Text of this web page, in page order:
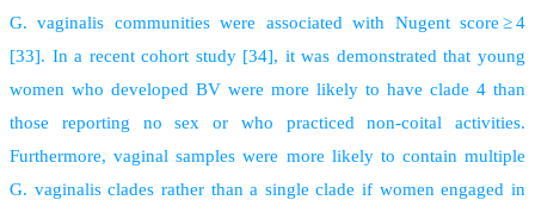
G. vaginalis communities were associated with Nugent score ≥ 4
[33]. In a recent cohort study [34], it was demonstrated that young
women who developed BV were more likely to have clade 4 than
those reporting no sex or who practiced non-coital activities.
Furthermore, vaginal samples were more likely to contain multiple
G. vaginalis clades rather than a single clade if women engaged in